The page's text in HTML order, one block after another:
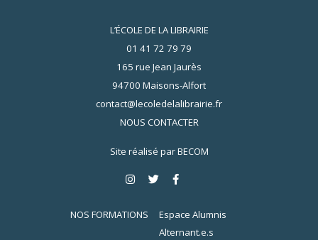
L’ÉCOLE DE LA LIBRAIRIE
01 41 72 79 79
165 rue Jean Jaurès
94700 Maisons-Alfort
contact@lecoledelalibrairie.fr
NOUS CONTACTER
Site réalisé parBECOM
NOS FORMATIONS
Espace Alumnis
Alternant.e.s